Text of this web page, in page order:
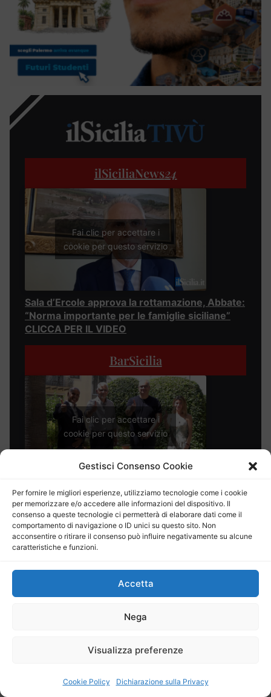
Gestisci Consenso Cookie
Per fornire le migliori esperienze, utilizziamo tecnologie come i cookie
per memorizzare e/o accedere alle informazioni del dispositivo. Il
consenso a queste tecnologie ci permetterà di elaborare dati come il
comportamento di navigazione o ID unici su questo sito. Non
acconsentire o ritirare il consenso può influire negativamente su alcune
caratteristiche e funzioni.
Accetta
Nega
Visualizza preferenze
Cookie Policy Dichiarazione sulla Privacy
ilSiciliaNews24
Fai clic per accettare i
cookie per questo servizio
Sala d’Ercole approva la rottamazione, Abbate:
“Norma importante per le famiglie siciliane”
CLICCA PER IL VIDEO
BarSicilia
Fai clic per accettare i
cookie per questo servizio
Bar Sicilia, a Ispica la sfida per il futuro passa
dal nuovo governo della città CLICCA PER IL
VIDEO
La Buona Salute
cookie per questo servizio
La Buona Salute 63° puntata: Ortopedia
oncologica